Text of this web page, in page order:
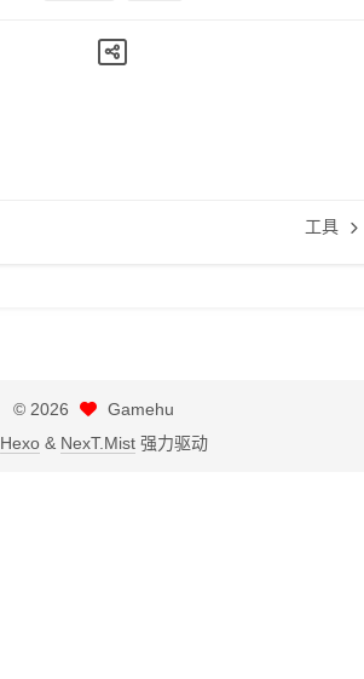
工具
© 2026
Gamehu
Hexo & NexT.Mist 强力驱动